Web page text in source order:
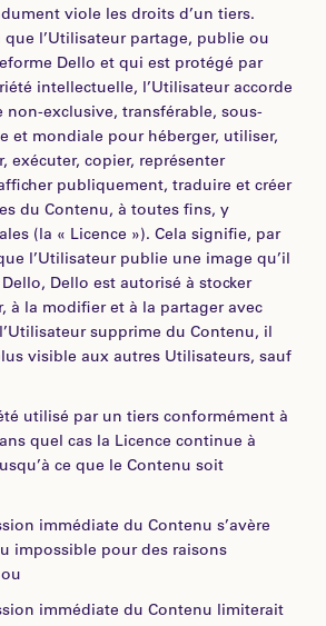
viole les droits d’un tiers.
l’Utilisateur partage, publie ou
Dello et qui est protégé par
intellectuelle, l’Utilisateur accorde
non-exclusive, transférable, sous-
et mondiale pour héberger, utiliser,
exécuter, copier, représenter
publiquement, traduire et créer
du Contenu, à toutes fins, y
(la « Licence »). Cela signifie, par
l’Utilisateur publie une image qu’il
Dello est autorisé à stocker
à la modifier et à la partager avec
supprime du Contenu, il
visible aux autres Utilisateurs, sauf
utilisé par un tiers conformément à
quel cas la Licence continue à
ce que le Contenu soit
immédiate du Contenu s’avère
impossible pour des raisons
immédiate du Contenu limiterait